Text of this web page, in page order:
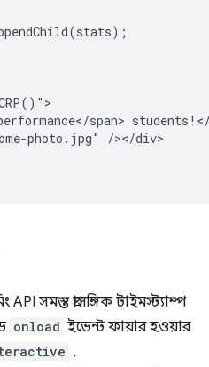
span>
photo.jpg" /></div>
সমস্ত প্রাসঙ্গিক টাইমস্ট্যাম্প
onload ইভেন্ট ফায়ার হওয়ার
,